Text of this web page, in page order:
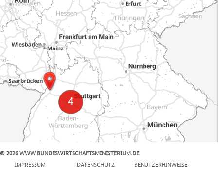
© 2026 WWW.BUNDESWIRTSCHAFTSMINISTERIUM.DE
IMPRESSUM
DATENSCHUTZ BENUTZERHINWEISE